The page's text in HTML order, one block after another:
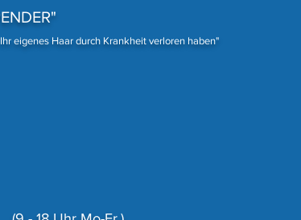
eigenes Haar durch Krankheit verloren haben"